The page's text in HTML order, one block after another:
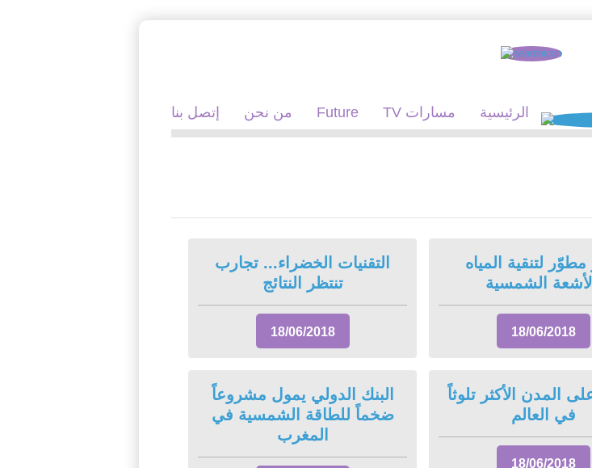
إتصل بنا من نحن Future TV مسارات الرئيسية
التقنيات الخضراء... تجارب
تنتظر النتائج
18/06/2018
لتنقية المياه
الشمسية
18/06/2018
البنك الدولي يمول مشروعاً
ضخماً للطاقة الشمسية في
المغرب
المدن الأكثر تلوثاً
في العالم
18/06/2018